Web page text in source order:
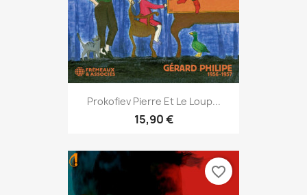
Prokofiev Pierre Et Le Loup...
15,90 €
favorite_border